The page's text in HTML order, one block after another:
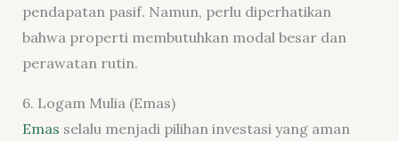
pendapatan pasif. Namun, perlu diperhatikan
bahwa properti membutuhkan modal besar dan
perawatan rutin.
6. Logam Mulia (Emas)
Emas selalu menjadi pilihan investasi yang aman